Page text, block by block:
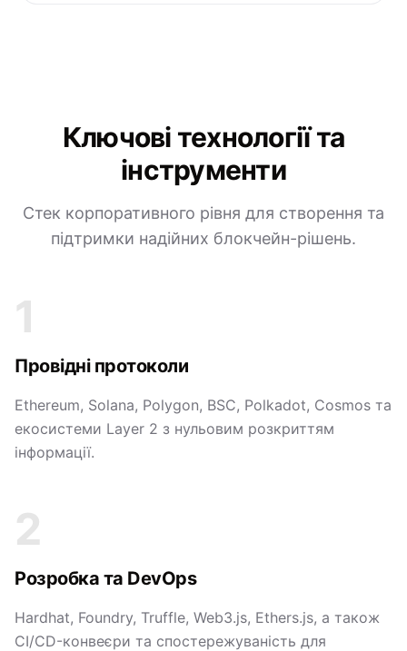
Ключові технології та
інструменти
Стек корпоративного рівня для створення та
підтримки надійних блокчейн-рішень.
1
Провідні протоколи
Ethereum, Solana, Polygon, BSC, Polkadot, Cosmos та
екосистеми Layer 2 з нульовим розкриттям
інформації.
2
Розробка та DevOps
Hardhat, Foundry, Truffle, Web3.js, Ethers.js, а також
CI/CD-конвеєри та спостережуваність для